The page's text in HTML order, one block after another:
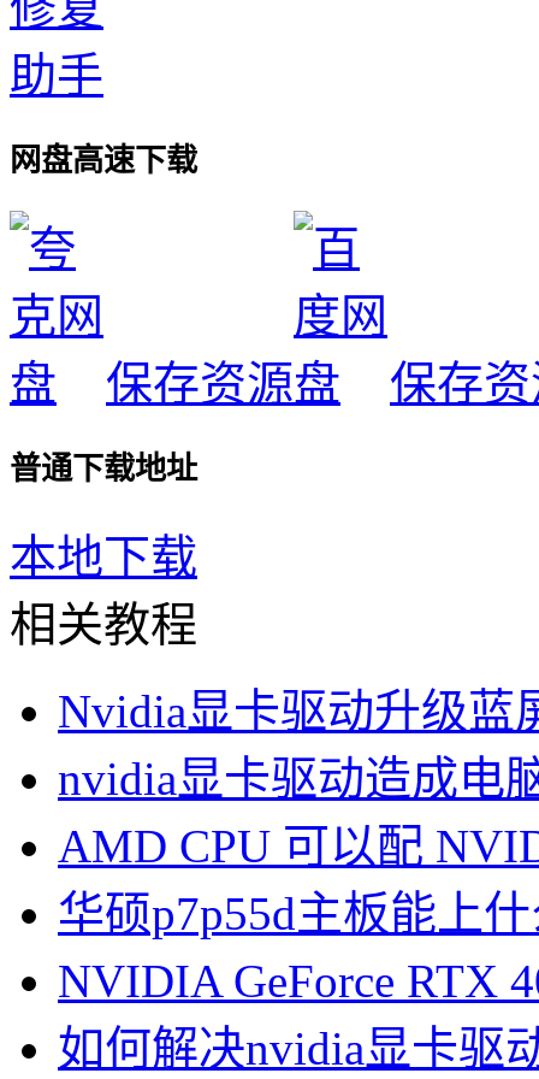
网盘高速下载
保存资源 保存
普通下载地址
本地下载
相关教程
Nvidia显卡驱动升级蓝
nvidia显卡驱动造成电
AMD CPU 可以配
华硕p7p55d主板能上
NVIDIA GeForce RTX
如何解决nvidia显卡驱